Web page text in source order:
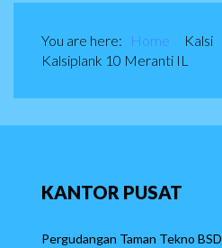
You are here: Home Kalsi
Kalsiplank 10 Meranti IL
KANTOR PUSAT
Pergudangan Taman Tekno BSD